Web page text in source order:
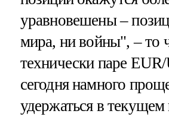
уравновешены –
мира, ни войны", – то
технически паре
сегодня намного
удержаться в текущем